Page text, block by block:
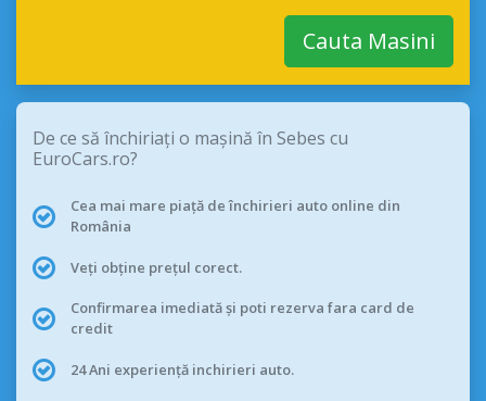
Cauta Masini
De ce să închiriați o mașină în Sebes cu
EuroCars.ro?
Cea mai mare piață de închirieri auto online din
România
Veți obține prețul corect.
Confirmarea imediată și poti rezerva fara card de
credit
24 Ani experiență inchirieri auto.